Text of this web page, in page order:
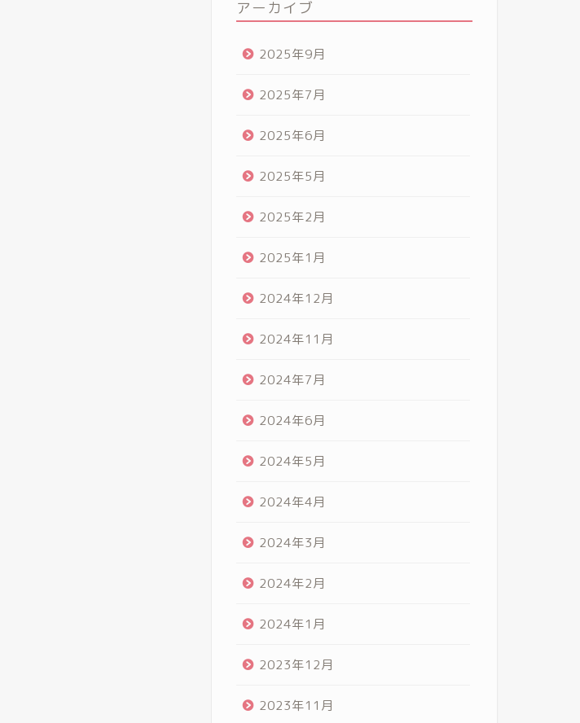
アーカイブ
2025年9月
2025年7月
2025年6月
2025年5月
2025年2月
2025年1月
2024年12月
2024年11月
2024年7月
2024年6月
2024年5月
2024年4月
2024年3月
2024年2月
2024年1月
2023年12月
2023年11月